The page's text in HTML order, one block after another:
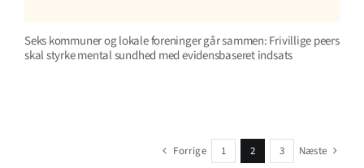
Seks kommuner og lokale foreninger går sammen: Frivillige peers
skal styrke mental sundhed med evidensbaseret indsats
Forrige 1 2 3 Næste